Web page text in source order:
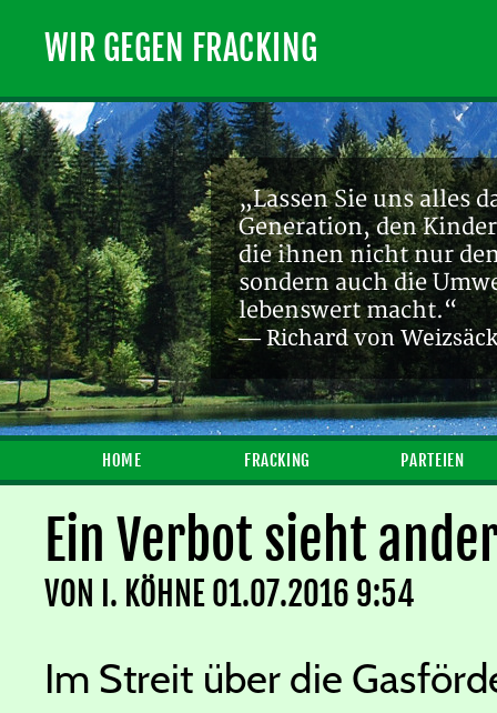
WIR GEGEN FRACKING
„Lassen Sie uns alles
Generation, den
die ihnen nicht nur
sondern auch die
lebenswert macht.“
— Richard von
HOME FRACKING PARTEIEN
Ein Verbot sieht
VON I. KÖHNE01.07.2016 9:54
Im Streit über die